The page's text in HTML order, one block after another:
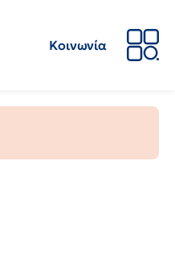
Κοινωνία